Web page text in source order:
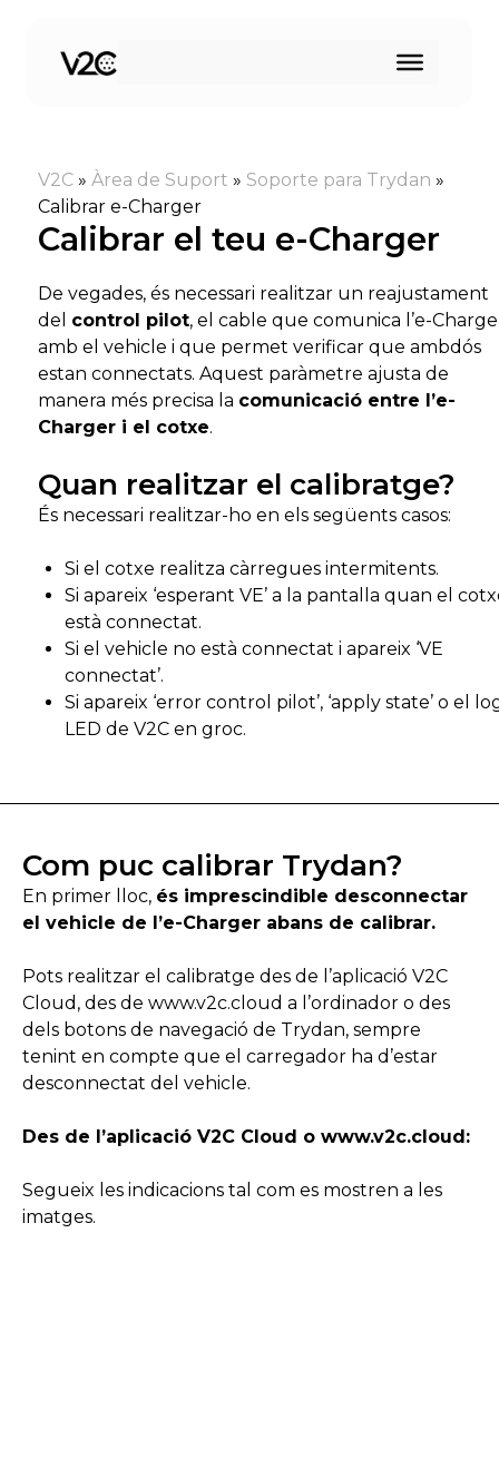
contingut
V2C » Àrea de Suport » Soporte para Trydan »
Calibrar e-Charger
Calibrar el teu e-Charger
De vegades, és necessari realitzar un reajustament
del control pilot, el cable que comunica l’e-
amb el vehicle i que permet verificar que ambdós
estan connectats. Aquest paràmetre ajusta de
manera més precisa la comunicació entre l’e-
Charger i el cotxe.
Quan realitzar el calibratge?
És necessari realitzar-ho en els següents casos:
Si el cotxe realitza càrregues intermitents.
Si apareix ‘esperant VE’ a la pantalla quan el
està connectat.
Si el vehicle no està connectat i apareix ‘VE
connectat’.
Si apareix ‘error control pilot’, ‘apply state’ o el
LED de V2C en groc.
Com puc calibrar Trydan?
En primer lloc, és imprescindible desconnectar
el vehicle de l’e-Charger abans de calibrar.
Pots realitzar el calibratge des de l’aplicació V2C
Cloud, des de www.v2c.cloud a l’ordinador o des
dels botons de navegació de Trydan, sempre
tenint en compte que el carregador ha d’estar
desconnectat del vehicle.
Des de l’aplicació V2C Cloud o www.v2c.cloud:
Segueix les indicacions tal com es mostren a les
imatges.